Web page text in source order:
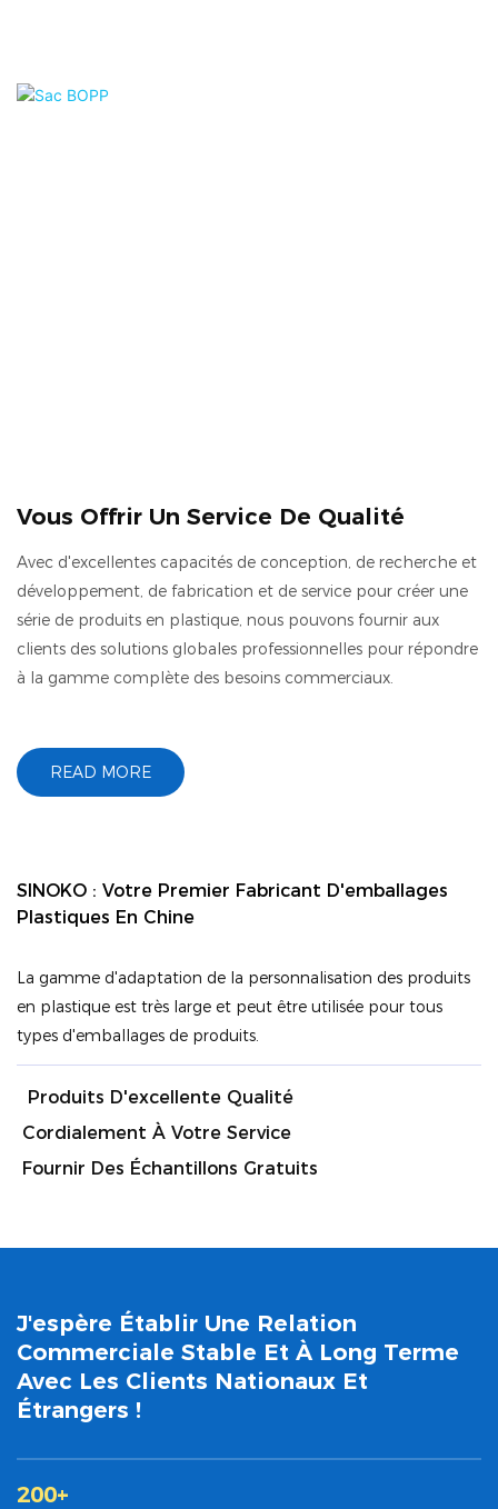
Vous Offrir Un Service De Qualité
Avec d'excellentes capacités de conception, de recherche et
développement, de fabrication et de service pour créer une
série de produits en plastique, nous pouvons fournir aux
clients des solutions globales professionnelles pour répondre
à la gamme complète des besoins commerciaux.
READ MORE
SINOKO : Votre Premier Fabricant D'emballages
Plastiques En Chine
La gamme d'adaptation de la personnalisation des produits
en plastique est très large et peut être utilisée pour tous
types d'emballages de produits.
Produits D'excellente Qualité
Cordialement À Votre Service
Fournir Des Échantillons Gratuits
J'espère Établir Une Relation
Commerciale Stable Et À Long Terme
Avec Les Clients Nationaux Et
Étrangers !
200+